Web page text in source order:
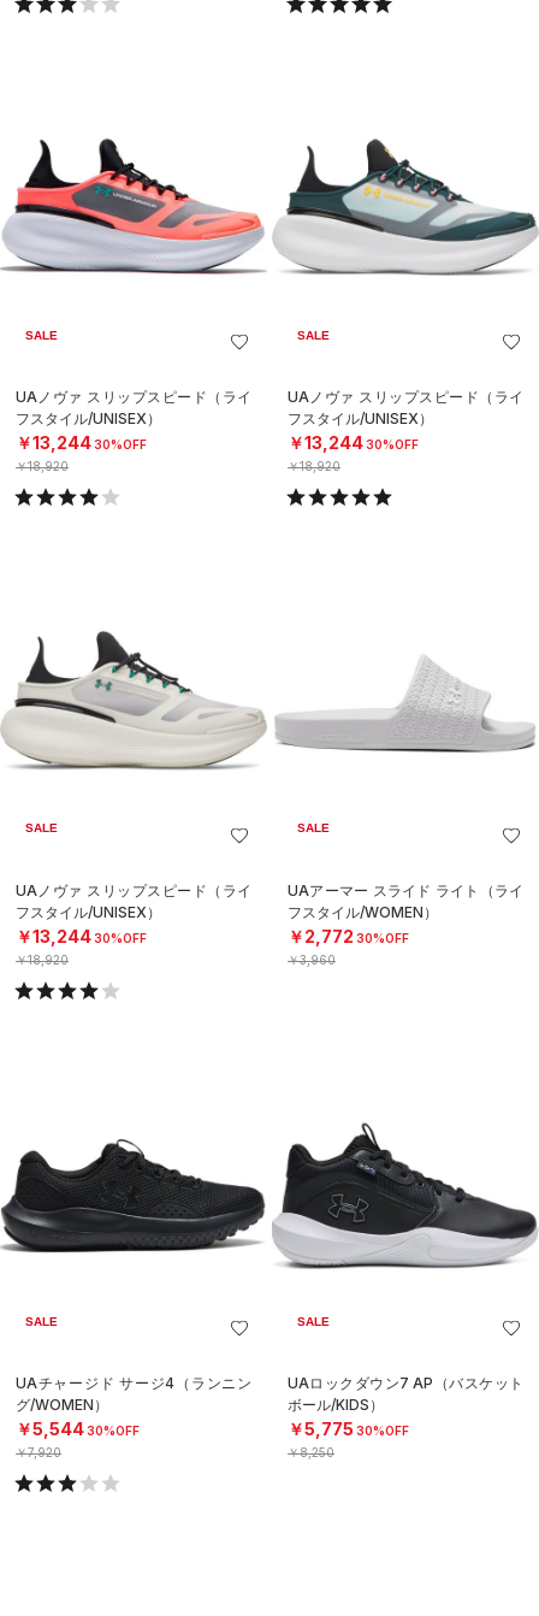
SALE
UAノヴァ スリップスピード（ライ
フスタイル/UNISEX）
￥13,24430%OFF
￥18,920
SALE
UAノヴァ スリップスピード（ライ
フスタイル/UNISEX）
￥13,24430%OFF
￥18,920
SALE
UAノヴァ スリップスピード（ライ
フスタイル/UNISEX）
￥13,24430%OFF
￥18,920
SALE
UAアーマー スライド ライト（ライ
フスタイル/WOMEN）
￥2,772 30%OFF
￥3,960
SALE
UAチャージド サージ4（ランニン
グ/WOMEN）
￥5,54430%OFF
￥7,920
SALE
UAロックダウン7 AP（バスケット
ボール/KIDS）
￥5,775 30%OFF
￥8,250